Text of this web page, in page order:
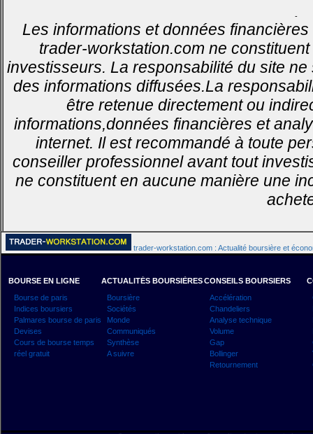
-
Les informations et données
trader-workstation.com ne
investisseurs. La responsabilité du site
des informations diffusées.La
être retenue directement ou
informations,données financières et
internet. Il est recommandé à toute
conseiller professionnel avant tout
ne constituent en aucune manière une
trader-workstation.com : Actualité boursière et
BOURSE EN LIGNE
Bourse de paris
Indices boursiers
Palmares bourse de paris
Devises
Cours de bourse temps
réel gratuit
ACTUALITÉS BOURSIÈRES
Boursière
Sociétés
Monde
Communiqués
Synthèse
A suivre
CONSEILS BOURSIERS
Accélération
Chandeliers
Analyse technique
Volume
Gap
Bollinger
Retournement